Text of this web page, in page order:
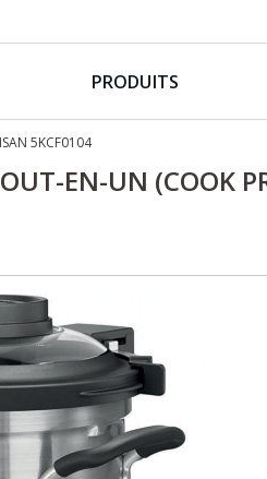
PRODUITS
5KCF0104
EN-UN (COOK